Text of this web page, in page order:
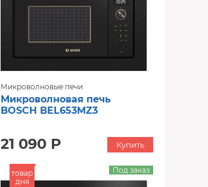
Микроволновые печи
Микроволновая печь
BOSCH BEL653MZ3
21 090 Р Купить
товар
дня
Под заказ